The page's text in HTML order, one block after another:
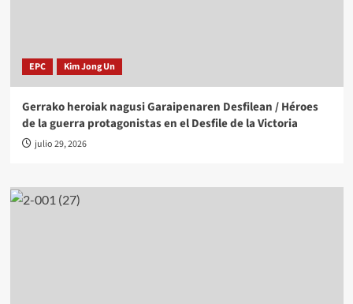
EPC Kim Jong Un
Gerrako heroiak nagusi Garaipenaren Desfilean / Héroes
de la guerra protagonistas en el Desfile de la Victoria
julio 29, 2026